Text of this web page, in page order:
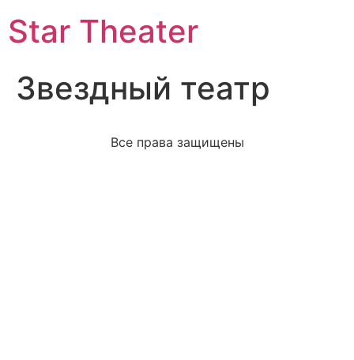
Star Theater
Звездный театр
Все права защищены